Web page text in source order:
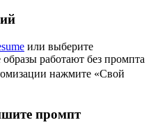
или выберите
образы работают без промпта
нажмите «Свой
промпт